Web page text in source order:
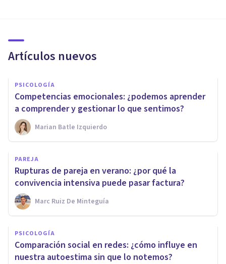
Artículos nuevos
PSICOLOGÍA
Competencias emocionales: ¿podemos aprender
a comprender y gestionar lo que sentimos?
Marian Batle Izquierdo
PAREJA
Rupturas de pareja en verano: ¿por qué la
convivencia intensiva puede pasar factura?
Marc Ruiz De Minteguía
PSICOLOGÍA
Comparación social en redes: ¿cómo influye en
nuestra autoestima sin que lo notemos?